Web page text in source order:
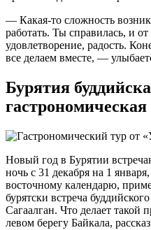
— Какая-то сложность
работать. Ты справилась, и
удовлетворение, радость.
все делаем вместе, —
Бурятия
Новый год в Бурятии
ночь с 31 декабря на 1
восточному календарю,
бурятски встреча
Сагаалган. Что делает такой
левом берегу Байкала,